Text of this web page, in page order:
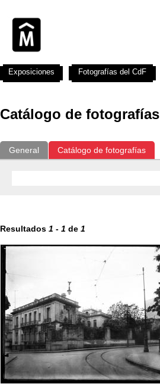
Catálogo de fotografías
General Catálogo de fotografías
Resultados 1 - 1 de 1
Exposiciones Fotografías del CdF